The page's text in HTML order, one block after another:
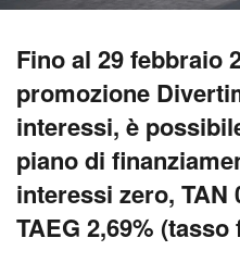
Fino al 29 febbraio
promozione
interessi, è
piano di
interessi zero, TAN
TAEG 2,69% (tasso